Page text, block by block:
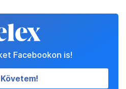
Facebookon is!
Követem!